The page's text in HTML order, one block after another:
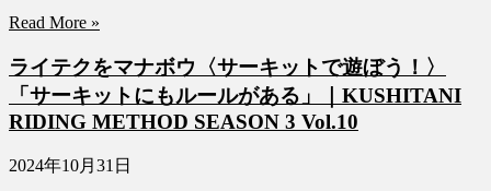
Read More »
ライテクをマナボウ〈サーキットで遊ぼう！〉
「サーキットにもルールがある」｜KUSHITANI
RIDING METHOD SEASON 3 Vol.10
2024年10月31日